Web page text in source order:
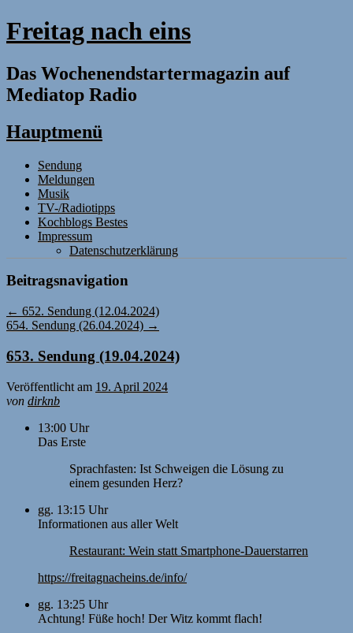
Freitag nach eins
Das Wochenendstartermagazin auf
Mediatop Radio
Hauptmenü
Zum
Inhalt
springen
Sendung
Meldungen
Musik
TV-/Radiotipps
Kochblogs Bestes
Impressum
Datenschutzerklärung
Beitragsnavigation
← 652. Sendung (12.04.2024)
654. Sendung (26.04.2024) →
653. Sendung (19.04.2024)
Veröffentlicht am 19. April 2024
von dirknb
13:00 Uhr
Das Erste
Sprachfasten: Ist Schweigen die Lösung zu
einem gesunden Herz?
gg. 13:15 Uhr
Informationen aus aller Welt
Restaurant: Wein statt Smartphone-Dauerstarren
https://freitagnacheins.de/info/
gg. 13:25 Uhr
Achtung! Füße hoch! Der Witz kommt flach!